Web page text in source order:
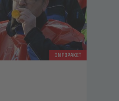
INFOPAKET